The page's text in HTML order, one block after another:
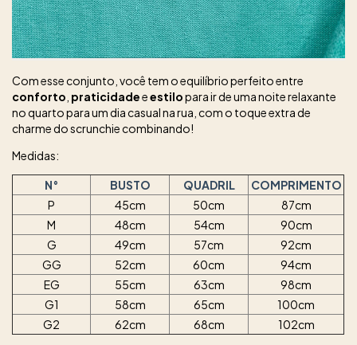
Com esse conjunto, você tem o equilíbrio perfeito entre
conforto praticidadeeestilopara ir de uma noite relaxante
no quarto para um dia casual na rua, com o toque extra de
charme do scrunchie combinando!
Medidas:
N° BUSTO QUADRIL
COMPRIMENTO
P
45cm 50cm
87cm
M
48cm 54cm
90cm
G
49cm 57cm
92cm
GG
52cm 60cm
94cm
EG
55cm 63cm
98cm
G1
58cm 65cm
100cm
G2
62cm 68cm 102cm